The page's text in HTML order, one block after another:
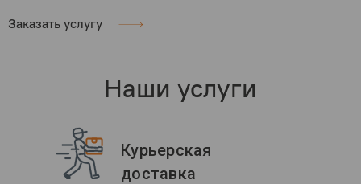
Заказать услугу
Наши услуги
Курьерская
доставка